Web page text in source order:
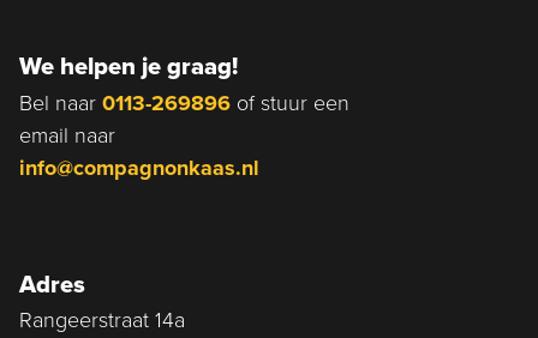
We helpen je graag!
Bel naar 0113-269896 of stuur een
email naar
info@compagnonkaas.nl
Adres
Rangeerstraat 14a